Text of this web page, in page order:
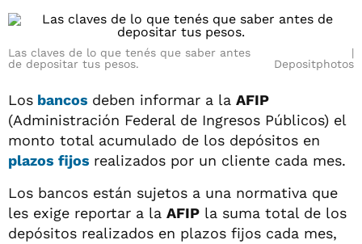
Las claves de lo que tenés que saber antes
de depositar tus pesos.
Depositphotos
Los bancos deben informar a la AFIP
(Administración Federal de Ingresos Públicos) el
monto total acumulado de los depósitos en
plazos fijos realizados por un cliente cada mes.
Los bancos están sujetos a una normativa que
les exige reportar a la AFIP la suma total de los
depósitos realizados en plazos fijos cada mes,